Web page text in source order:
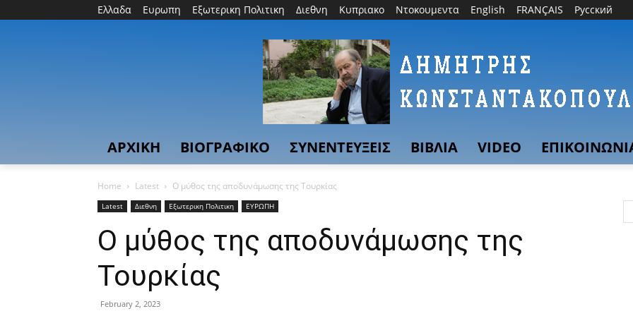
Ελλαδα Ευρωπη Εξωτερικη Πολιτικη Διεθνη Κυπριακο Ντοκουμεντα English FRANÇAIS Русский
ΑΡΧΙΚΗ ΒΙΟΓΡΑΦΙΚΟ ΣΥΝΕΝΤΕΥΞΕΙΣ ΒΙΒΛΙΑ VIDEO
Home Latest Ο μύθος της αποδυνάμωσης της Τουρκίας
Latest Διεθνη Εξωτερικη Πολιτικη ΕΥΡΩΠΗ
Ο μύθος της αποδυνάμωσης της
Τουρκίας
February 2, 2023